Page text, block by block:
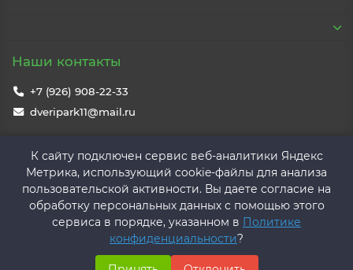
Наши контакты
+7 (926) 908-22-33
dveripark11@mail.ru
Москва ул. Тимирязевская д.2 стр.3
ТЦ Парк 11
2 Этаж
Ежедневно
С 10.00 до 20.00
К сайту подключен сервис веб-аналитики Яндекс
Метрика, использующий cookie-файлы для анализа
пользовательской активности. Вы даете согласие на
обработку персональных данных с помощью этого
сервиса в порядке, указанном в Политике
конфиденциальности?